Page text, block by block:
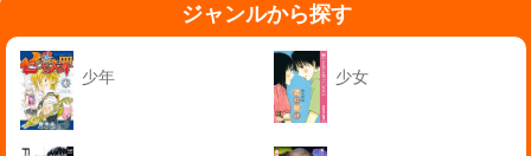
ジャンルから探す
少年 少女